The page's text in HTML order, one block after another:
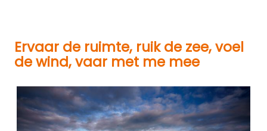
Ervaar de ruimte, ruik de zee, voel
de wind, vaar met me mee